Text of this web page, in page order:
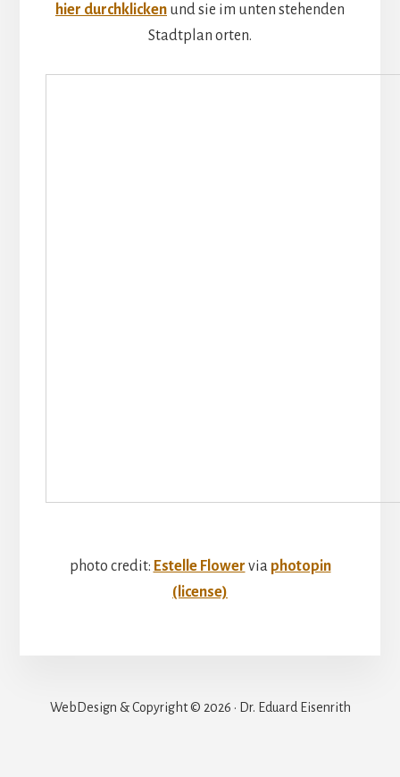
hier durchklicken und sie im unten stehenden
Stadtplan orten.
photo credit: Estelle Flower via photopin
(license)
WebDesign & Copyright © 2026 · Dr. Eduard Eisenrith